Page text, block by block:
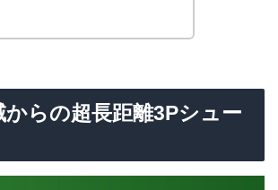
からの超長距離3Pシュー